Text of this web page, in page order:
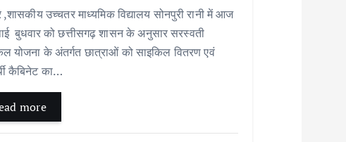
,शासकीय उच्चतर माध्यमिक विद्यालय सोनपुरी रानी में आज
बुधवार को छत्तीसगढ़ शासन के अनुसार सरस्वती
योजना के अंतर्गत छात्राओं को साइकिल वितरण एवं
कैबिनेट का…
more